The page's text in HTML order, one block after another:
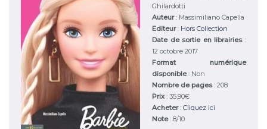
Ghilardotti
Auteur: Massimiliano Capella
Editeur: Hors Collection
Date de sortie en librairies :
12 octobre 2017
Format numérique
disponible: Non
Nombre de pages: 208
Prix: 35,90€
Acheter: Cliquez ici
Note: 8/10